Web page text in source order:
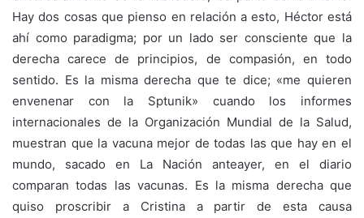
Hay dos cosas que pienso en relación a esto, Héctor está
ahí como paradigma; por un lado ser consciente que la
derecha carece de principios, de compasión, en todo
sentido. Es la misma derecha que te dice; «me quieren
envenenar con la Sptunik» cuando los informes
internacionales de la Organización Mundial de la Salud,
muestran que la vacuna mejor de todas las que hay en el
mundo, sacado en La Nación anteayer, en el diario
comparan todas las vacunas. Es la misma derecha que
quiso proscribir a Cristina a partir de esta causa